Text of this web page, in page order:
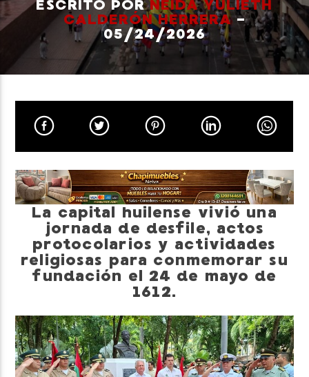
Neiva Estereo
ESCRITO PORNEIDA YULIETH
CALDERÓN HERRERA-
05/24/2026
La capital huilense vivió una
jornada de desfile, actos
protocolarios y actividades
religiosas para conmemorar su
fundación el 24 de mayo de
1612.